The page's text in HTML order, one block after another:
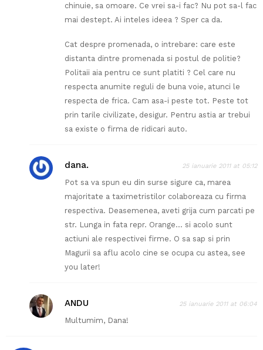
chinuie, sa omoare. Ce vrei sa-i fac? Nu pot sa-l fac
mai destept. Ai inteles ideea ? Sper ca da.
Cat despre promenada, o intrebare: care este
distanta dintre promenada si postul de politie?
Politaii aia pentru ce sunt platiti ? Cel care nu
respecta anumite reguli de buna voie, atunci le
respecta de frica. Cam asa-i peste tot. Peste tot
prin tarile civilizate, desigur. Pentru astia ar trebui
sa existe o firma de ridicari auto.
dana. 25 ianuarie 2011 at 05:12
Pot sa va spun eu din surse sigure ca, marea
majoritate a taximetristilor colaboreaza cu firma
respectiva. Deasemenea, aveti grija cum parcati pe
str. Lunga in fata repr. Orange… si acolo sunt
actiuni ale respectivei firme. O sa sap si prin
Magurii sa aflu acolo cine se ocupa cu astea, see
you later!
ANDU 25 ianuarie 2011 at 06:04
Multumim, Dana!